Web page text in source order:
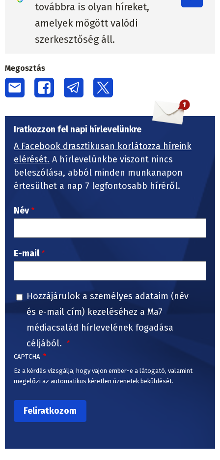
továbbra is olyan híreket,
amelyek mögött valódi
szerkesztőség áll.
Megosztás
Iratkozzon fel napi hírlevelünkre
A Facebook drasztikusan korlátozza híreink
elérését. A hírlevelünkbe viszont nincs
beleszólása, abból minden munkanapon
értesülhet a nap 7 legfontosabb híréről.
Név
E-mail
Hozzájárulok a személyes adataim (név
és e-mail cím) kezeléséhez a Ma7
médiacsalád hírlevelének fogadása
céljából.
CAPTCHA
Ez a kérdés vizsgálja, hogy vajon ember-e a látogató, valamint
megelőzi az automatikus kéretlen üzenetek beküldését.